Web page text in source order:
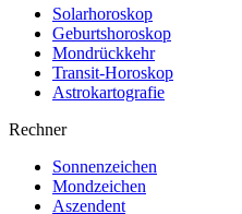
Solarhoroskop
Geburtshoroskop
Mondrückkehr
Transit-Horoskop
Astrokartografie
Rechner
Sonnenzeichen
Mondzeichen
Aszendent